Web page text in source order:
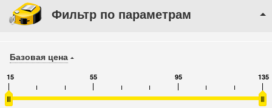
Фильтр по параметрам
Базовая цена
15 55 95 135